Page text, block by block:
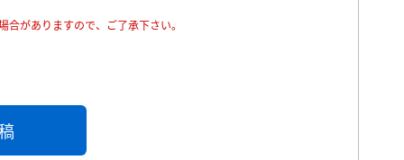
がありますので、ご了承下さい。